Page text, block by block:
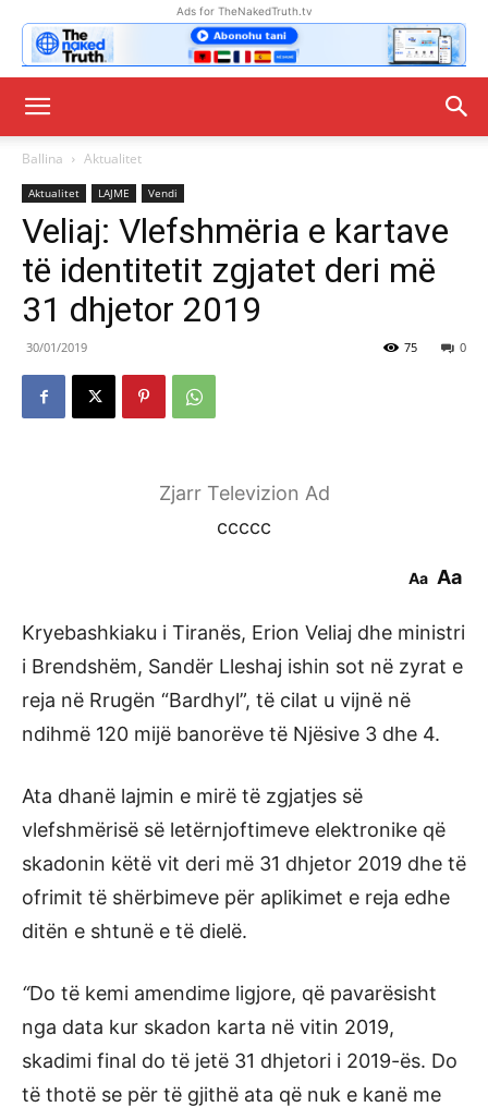
Ads for TheNakedTruth.tv
Ballina Aktualitet
Aktualitet LAJME Vendi
Veliaj: Vlefshmëria e kartave
të identitetit zgjatet deri më
31 dhjetor 2019
30/01/2019 0
75
Zjarr Televizion Ad
ccccc
Aa Aa
Kryebashkiaku i Tiranës, Erion Veliaj dhe ministri
i Brendshëm, Sandër Lleshaj ishin sot në zyrat e
reja në Rrugën “Bardhyl”, të cilat u vijnë në
ndihmë 120 mijë banorëve të Njësive 3 dhe 4.
Ata dhanë lajmin e mirë të zgjatjes së
vlefshmërisë së letërnjoftimeve elektronike që
skadonin këtë vit deri më 31 dhjetor 2019 dhe të
ofrimit të shërbimeve për aplikimet e reja edhe
ditën e shtunë e të dielë.
“Do të kemi amendime ligjore, që pavarësisht
nga data kur skadon karta në vitin 2019,
skadimi final do të jetë 31 dhjetori i 2019-ës. Do
të thotë se për të gjithë ata që nuk e kanë me